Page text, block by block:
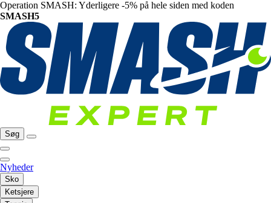
Operation SMASH: Yderligere -5% på hele siden med koden
SMASH5
Søg
Nyheder
Sko
Ketsjere